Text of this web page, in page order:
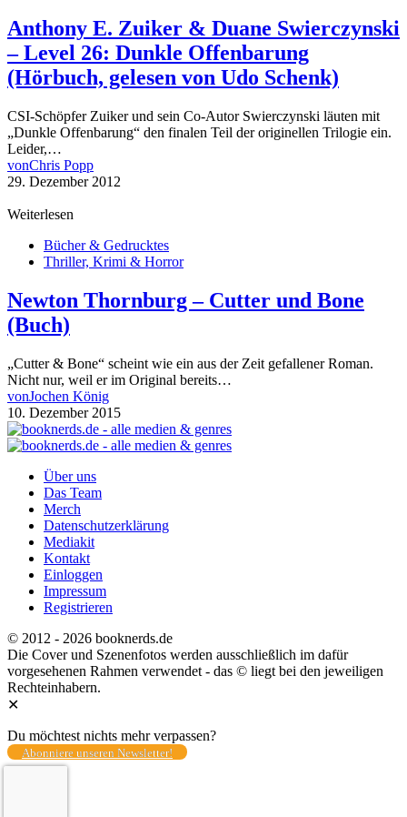
Anthony E. Zuiker & Duane Swierczynski
– Level 26: Dunkle Offenbarung
(Hörbuch, gelesen von Udo Schenk)
CSI-Schöpfer Zuiker und sein Co-Autor Swierczynski läuten mit
„Dunkle Offenbarung“ den finalen Teil der originellen Trilogie ein.
Leider,…
vonChris Popp
29. Dezember 2012
Weiterlesen
Bücher & Gedrucktes
Thriller, Krimi & Horror
Newton Thornburg – Cutter und Bone
(Buch)
„Cutter & Bone“ scheint wie ein aus der Zeit gefallener Roman.
Nicht nur, weil er im Original bereits…
vonJochen König
10. Dezember 2015
Über uns
Das Team
Merch
Datenschutzerklärung
Mediakit
Kontakt
Einloggen
Impressum
Registrieren
© 2012 - 2026 booknerds.de
Die Cover und Szenenfotos werden ausschließlich im dafür
vorgesehenen Rahmen verwendet - das © liegt bei den jeweiligen
Rechteinhabern.
✕
Du möchtest nichts mehr verpassen?
Abonniere unseren Newsletter!